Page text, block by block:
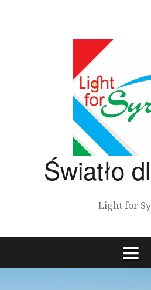
Światło
Light for